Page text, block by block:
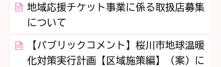
地域応援チケット事業に係る取扱店募集
について
【パブリックコメント】桜川市地球温暖
化対策実行計画【区域施策編】（案）に